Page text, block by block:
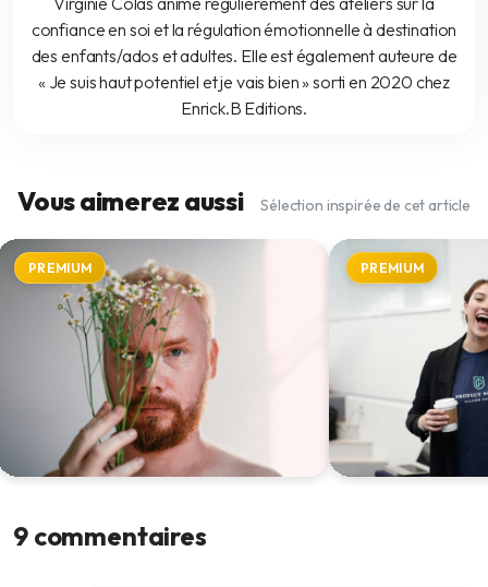
confiance en soi et la régulation émotionnelle à destination
des enfants/ados et adultes. Elle est également auteure de
« Je suis haut potentiel et je vais bien » sorti en 2020 chez
Enrick.B Editions.
Vous aimerez aussi Sélection inspirée de cet article
PREMIUM
différences en forces
PREMIUM
9 commentaires